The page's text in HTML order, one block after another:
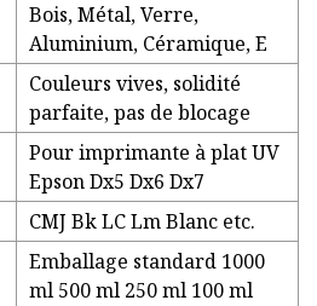
Bois, Métal, Verre,
Aluminium, Céramique, E
Couleurs vives, solidité
parfaite, pas de blocage
Pour imprimante à plat UV
Epson Dx5 Dx6 Dx7
CMJ Bk LC Lm Blanc etc.
Emballage standard 1000
ml 500 ml 250 ml 100 ml